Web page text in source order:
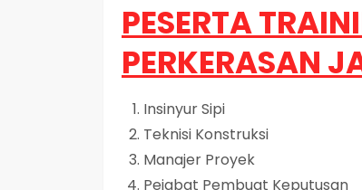
PESERTA
PERKERASAN
Insinyur Sipi
Teknisi Konstruksi
Manajer Proyek
Pejabat Pembuat Keputusan